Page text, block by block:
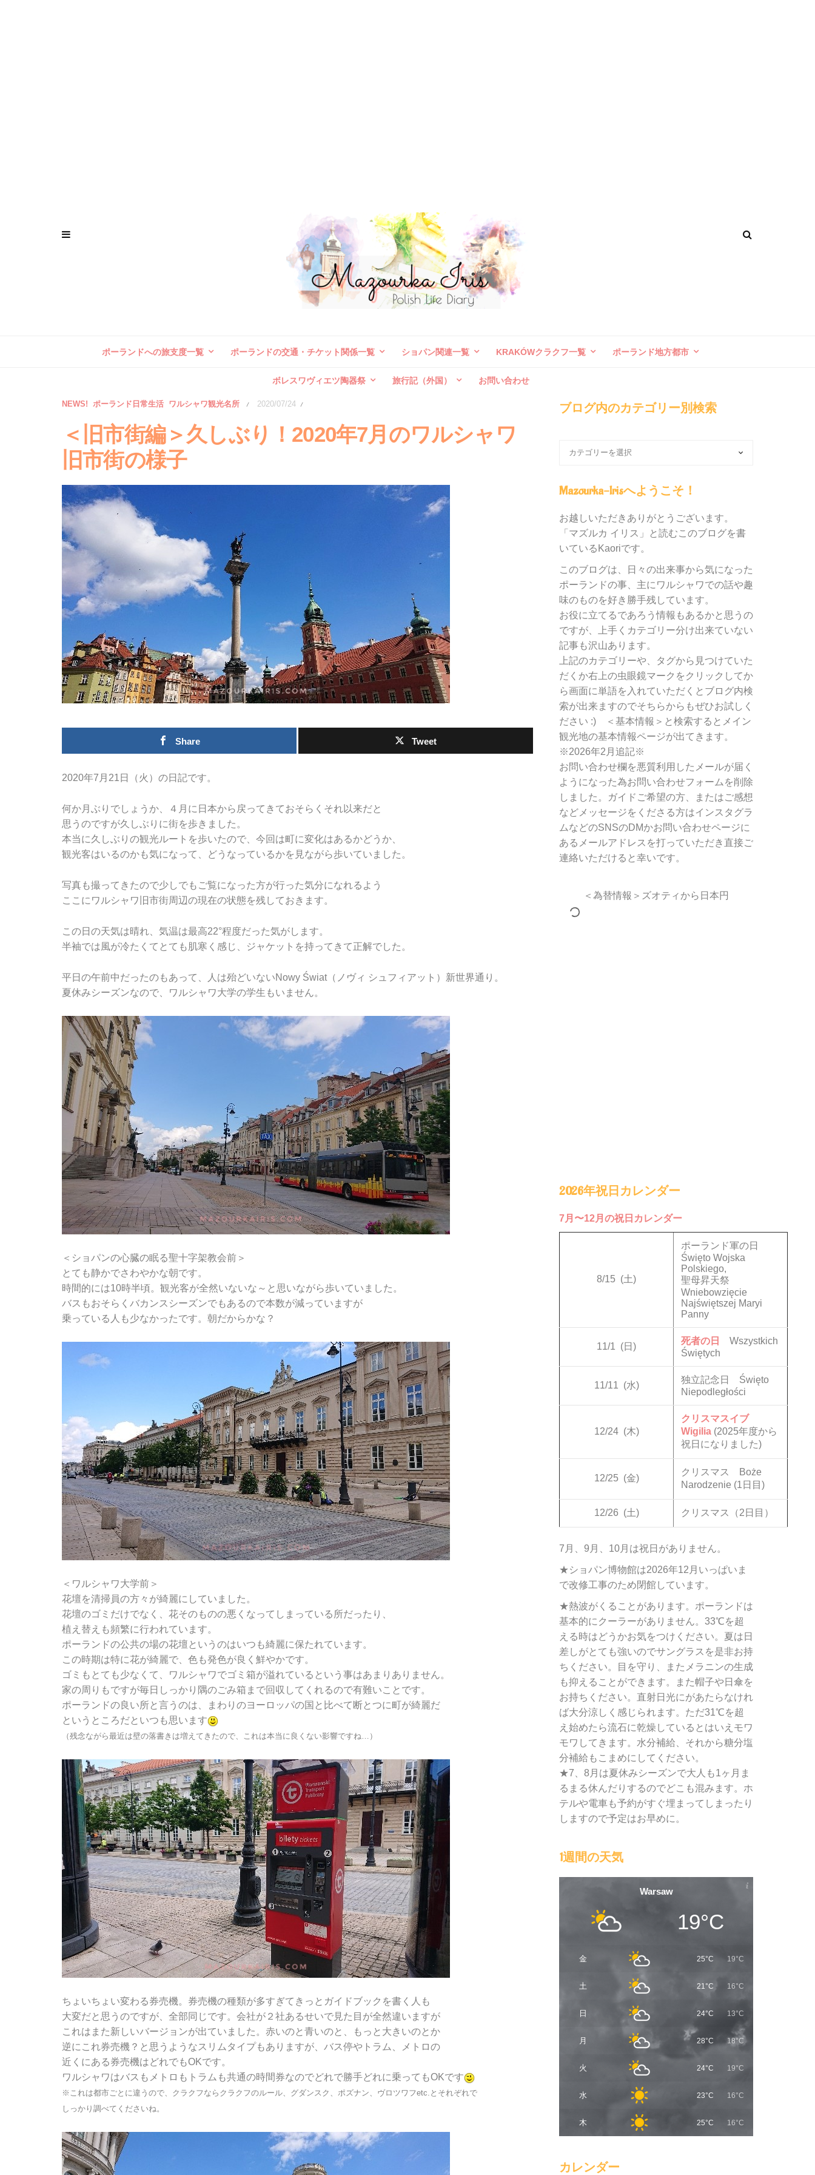
ポーランドへの旅支度一覧 ポーランドの交通・チケット関係一覧 ショパン関連一覧 KRAKÓWクラクフ一覧 ポーランド地方都市
ボレスワヴィエツ陶器祭 旅行記（外国） お問い合わせ
NEWS! ポーランド日常生活 ワルシャワ観光名所 / 2020/07/24 /
＜旧市街編＞久しぶり！2020年7月のワルシャワ
旧市街の様子
Share Tweet
2020年7月21日（火）の日記です。
何か月ぶりでしょうか、４月に日本から戻ってきておそらくそれ以来だと
思うのですが久しぶりに街を歩きました。
本当に久しぶりの観光ルートを歩いたので、今回は町に変化はあるかどうか、
観光客はいるのかも気になって、どうなっているかを見ながら歩いていました。
写真も撮ってきたので少しでもご覧になった方が行った気分になれるよう
ここにワルシャワ旧市街周辺の現在の状態を残しておきます。
この日の天気は晴れ、気温は最高22°程度だった気がします。
半袖では風が冷たくてとても肌寒く感じ、ジャケットを持ってきて正解でした。
平日の午前中だったのもあって、人は殆どいないNowy Świat（ノヴィ シュフィアット）新世界通り。
夏休みシーズンなので、ワルシャワ大学の学生もいません。
＜ショパンの心臓の眠る聖十字架教会前＞
とても静かでさわやかな朝です。
時間的には10時半頃。観光客が全然いないな～と思いながら歩いていました。
バスもおそらくバカンスシーズンでもあるので本数が減っていますが
乗っている人も少なかったです。朝だからかな？
＜ワルシャワ大学前＞
花壇を清掃員の方々が綺麗にしていました。
花壇のゴミだけでなく、花そのものの悪くなってしまっている所だったり、
植え替えも頻繁に行われています。
ポーランドの公共の場の花壇というのはいつも綺麗に保たれています。
この時期は特に花が綺麗で、色も発色が良く鮮やかです。
ゴミもとても少なくて、ワルシャワでゴミ箱が溢れているという事はあまりありません。
家の周りもですが毎日しっかり隅のごみ箱まで回収してくれるので有難いことです。
ポーランドの良い所と言うのは、まわりのヨーロッパの国と比べて断とつに町が綺麗だ
というところだといつも思います
（残念ながら最近は壁の落書きは増えてきたので、これは本当に良くない影響ですね…）
ちょいちょい変わる券売機。券売機の種類が多すぎてきっとガイドブックを書く人も
大変だと思うのですが、全部同じです。会社が２社あるせいで見た目が全然違いますが
これはまた新しいバージョンが出ていました。赤いのと青いのと、もっと大きいのとか
逆にこれ券売機？と思うようなスリムタイプもありますが、バス停やトラム、メトロの
近くにある券売機はどれでもOKです。
ワルシャワはバスもメトロもトラムも共通の時間券なのでどれで勝手どれに乗ってもOKです
※これは都市ごとに違うので、クラクフならクラクフのルール、グダンスク、ポズナン、ヴロツワフetc.とそれぞれで
しっかり調べてくださいね。
ブログ内のカテゴリー別検索
内
の
テ
ゴ
リ
別
検
索
Mazourka-Irisへようこそ！
お越しいただきありがとうございます。
「マズルカ イリス」と読むこのブログを書
いているKaoriです。
このブログは、日々の出来事から気になった
ポーランドの事、主にワルシャワでの話や趣
味のものを好き勝手残しています。
お役に立てるであろう情報もあるかと思うの
ですが、上手くカテゴリー分け出来ていない
記事も沢山あります。
上記のカテゴリーや、タグから見つけていた
だくか右上の虫眼鏡マークをクリックしてか
ら画面に単語を入れていただくとブログ内検
索が出来ますのでそちらからもぜひお試しく
ださい :) ＜基本情報＞と検索するとメイン
観光地の基本情報ページが出てきます。
※2026年2月追記※
お問い合わせ欄を悪質利用したメールが届く
ようになった為お問い合わせフォームを削除
しました。ガイドご希望の方、またはご感想
などメッセージをくださる方はインスタグラ
ムなどのSNSのDMかお問い合わせページに
あるメールアドレスを打っていただき直接ご
連絡いただけると幸いです。
＜為替情報＞ズオティから日本円
2026年祝日カレンダー
7月〜12月の祝日カレンダー
8/15 (土)
ポーランド軍の日
Święto Wojska
Polskiego,
聖母昇天祭
Wniebowzięcie
Najświętszej Maryi
Panny
11/1 (日)
死者の日
Wszystkich
Świętych
11/11 (水)
独立記念日 Święto
Niepodległości
12/24 (木)
クリスマスイブ
Wigilia (2025年度から
祝日になりました)
12/25 (金)
クリスマス Boże
Narodzenie (1日目)
12/26 (土) クリスマス（2日目）
7月、9月、10月は祝日がありません。
★ショパン博物館は2026年12月いっぱいま
で改修工事のため閉館しています。
★熱波がくることがあります。ポーランドは
基本的にクーラーがありません。33℃を超
える時はどうかお気をつけください。夏は日
差しがとても強いのでサングラスを是非お持
ちください。目を守り、またメラニンの生成
も抑えることができます。また帽子や日傘を
お持ちください。直射日光にがあたらなけれ
ば大分涼しく感じられます。ただ31℃を超
え始めたら流石に乾燥しているとはいえモワ
モワしてきます。水分補給、それから糖分塩
分補給もこまめにしてください。
★7、8月は夏休みシーズンで大人も1ヶ月ま
るまる休んだりするのでどこも混みます。ホ
テルや電車も予約がすぐ埋まってしまったり
しますので予定はお早めに。
1週間の天気
Warsaw
19°C
金 25°C 19°C
土 21°C 16°C
日 24°C 13°C
月 28°C 18°C
火 24°C 19°C
水 23°C 16°C
木 25°C 16°C
カレンダー